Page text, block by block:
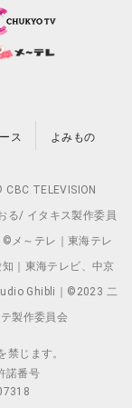
ス よみもの
TELEVISION
る/ イタキス製作委員
メ～テレ｜東海テレ
｜東海テレビ、中京
Ghibli｜©2023 二
製作委員会
じます。
諾番号